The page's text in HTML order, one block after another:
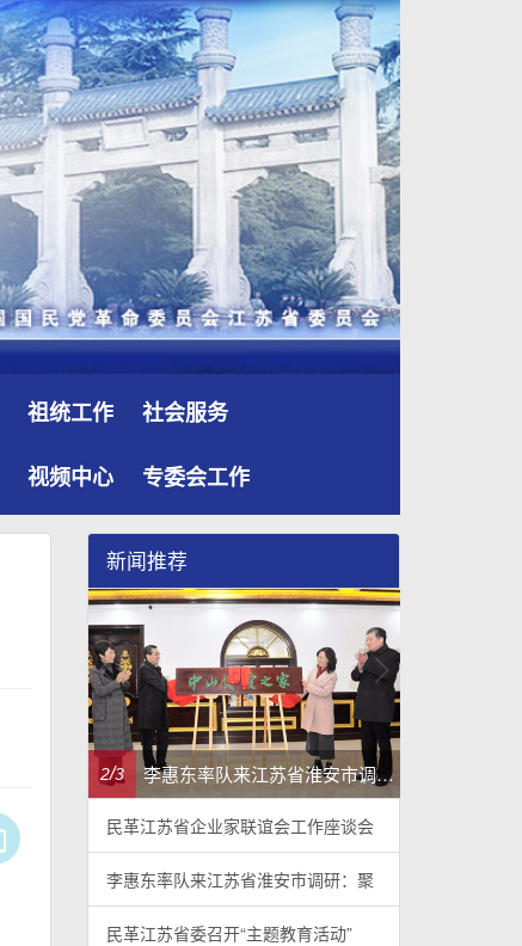
祖统工作 社会服务
视频中心 专委会工作
新闻推荐
李惠东率队来江苏省淮安市调研：聚焦民革党员之家建设管理、学龄前儿童爱国主义教育
2/3
民革江苏省企业家联谊会工作座谈会
李惠东率队来江苏省淮安市调研：聚
民革江苏省委召开“主题教育活动”